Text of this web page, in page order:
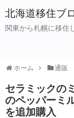
北海道移住ブ
関東から札幌に移住
ホーム 通販
セラミックの
のペッパーミ
を追加購入